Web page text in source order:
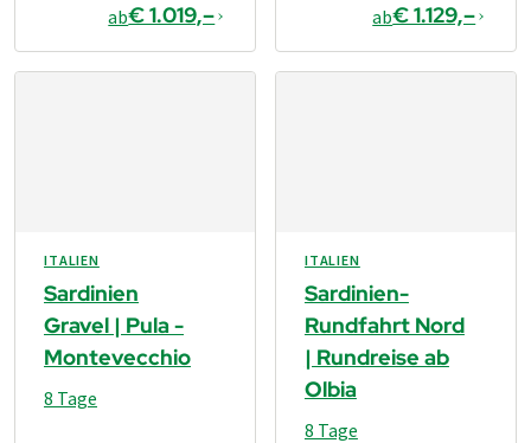
ab€ 1.019,– ab€ 1.129,–
ITALIEN
Sardinien
Gravel | Pula -
Montevecchio
8 Tage
ITALIEN
Sardinien-
Rundfahrt Nord
| Rundreise ab
Olbia
8 Tage